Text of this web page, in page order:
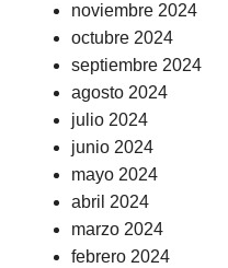
noviembre 2024
octubre 2024
septiembre 2024
agosto 2024
julio 2024
junio 2024
mayo 2024
abril 2024
marzo 2024
febrero 2024